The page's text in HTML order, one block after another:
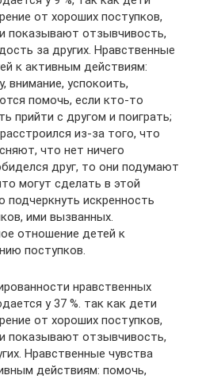
от хороших поступков,
показывают отзывчивость,
за других. Нравственные
к активным действиям:
внимание, успокоить,
помочь, если кто-то
прийти с другом и поиграть;
из-за того, что
что нет ничего
друг, то они подумают
могут сделать в этой
подчеркнуть искренность
ими вызванных.
отношение детей к
поступков.
нравственных
у 37 %. так как дети
от хороших поступков,
показывают отзывчивость,
Нравственные чувства
действиям: помочь,